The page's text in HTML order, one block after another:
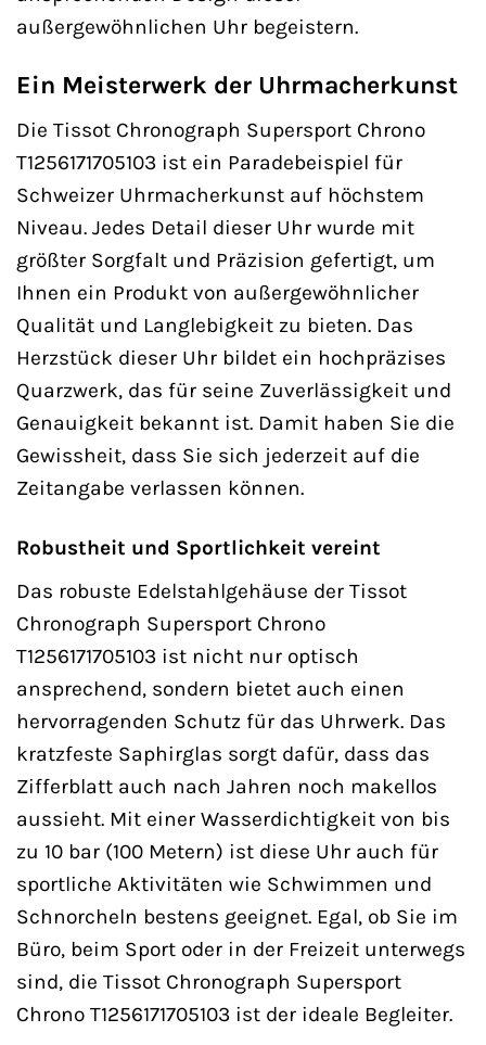
außergewöhnlichen Uhr begeistern.
Ein Meisterwerk der Uhrmacherkunst
Die Tissot Chronograph Supersport Chrono
T1256171705103 ist ein Paradebeispiel für
Schweizer Uhrmacherkunst auf höchstem
Niveau. Jedes Detail dieser Uhr wurde mit
größter Sorgfalt und Präzision gefertigt, um
Ihnen ein Produkt von außergewöhnlicher
Qualität und Langlebigkeit zu bieten. Das
Herzstück dieser Uhr bildet ein hochpräzises
Quarzwerk, das für seine Zuverlässigkeit und
Genauigkeit bekannt ist. Damit haben Sie die
Gewissheit, dass Sie sich jederzeit auf die
Zeitangabe verlassen können.
Robustheit und Sportlichkeit vereint
Das robuste Edelstahlgehäuse der Tissot
Chronograph Supersport Chrono
T1256171705103 ist nicht nur optisch
ansprechend, sondern bietet auch einen
hervorragenden Schutz für das Uhrwerk. Das
kratzfeste Saphirglas sorgt dafür, dass das
Zifferblatt auch nach Jahren noch makellos
aussieht. Mit einer Wasserdichtigkeit von bis
zu 10 bar (100 Metern) ist diese Uhr auch für
sportliche Aktivitäten wie Schwimmen und
Schnorcheln bestens geeignet. Egal, ob Sie im
Büro, beim Sport oder in der Freizeit unterwegs
sind, die Tissot Chronograph Supersport
Chrono T1256171705103 ist der ideale Begleiter.